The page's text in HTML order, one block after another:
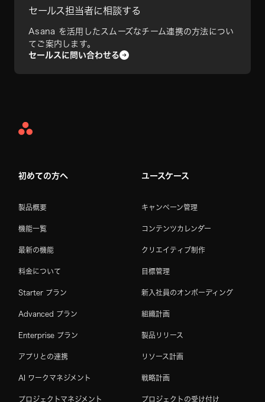
セールス担当者に相談する
Asana を活用したスムーズなチーム連携の方法につい
てご案内します。
セールスに問い合わせる
Asana
初めての方へ
製品概要
機能一覧
最新の機能
料金について
Starter プラン
Advanced プラン
Enterprise プラン
アプリとの連携
AI ワークマネジメント
プロジェクトマネジメント
ユースケース
キャンペーン管理
コンテンツカレンダー
クリエイティブ制作
目標管理
新入社員のオンボーディング
組織計画
製品リリース
リソース計画
戦略計画
プロジェクトの受け付け